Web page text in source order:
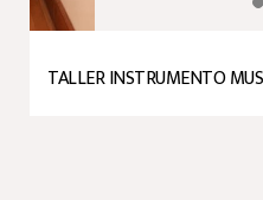
TALLER INSTRUMENTO